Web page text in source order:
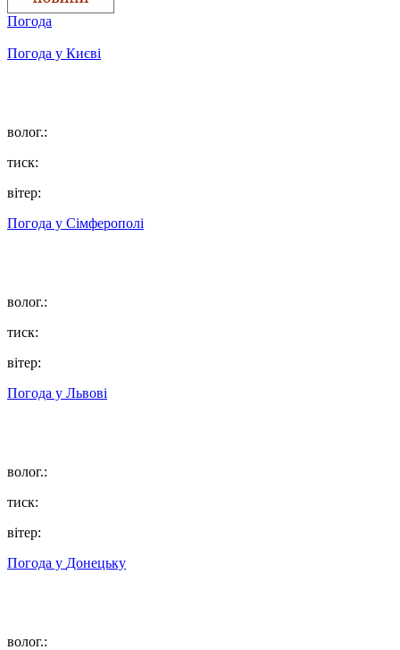
Погода
Погода у Києві
волог.:
тиск:
вітер:
Погода у Сімферополі
волог.:
тиск:
вітер:
Погода у Львові
волог.:
тиск:
вітер:
Погода у Донецьку
волог.: